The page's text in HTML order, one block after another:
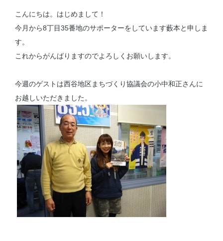
こんにちは。はじめまして！
今月から8丁目35番地のサポーターをしています藪本と申しま
す。
これからがんばりますのでよろしくお願いします。
今週のゲストは西谷地区まちづくり協議会の小中和正さんに
お越しいただきました。